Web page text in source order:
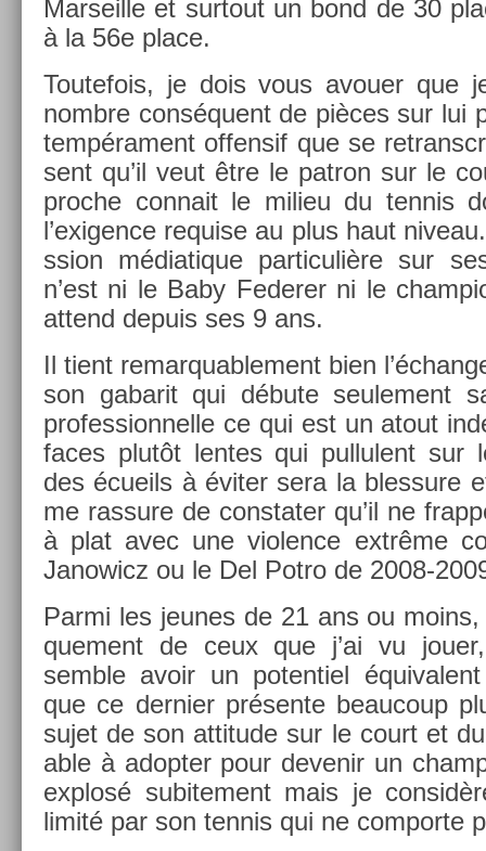
Mar­seil­le et sur­tout un bond de 30
à la 56e place.
Toutefois, je dois vous avou­er que
nombre conséquent de pièces sur lui
tempéra­ment of­fen­sif que se
sent qu’il veut être le pat­ron sur le
pro­che con­nait le milieu du ten­nis
l’exig­ence re­qu­ise au plus haut
ss­ion médiatique par­ticuliè­re sur
n’est ni le Baby Feder­er ni le
at­tend de­puis ses 9 ans.
Il tient re­mar­quab­le­ment bien
son gabarit qui débute seule­ment
pro­fes­sion­nelle ce qui est un atout
faces plutôt len­tes qui pul­lulent sur
des écueils à éviter sera la bles­sure
me ras­sure de con­stat­er qu’il ne
à plat avec une viol­ence extrême
Janowicz ou le Del Potro de 2008-
Parmi les jeunes de 21 ans ou
que­ment de ceux que j’ai vu
semble avoir un poten­tiel
que ce de­rni­er présente be­aucoup
sujet de son at­titude sur le court et
able à adopt­er pour de­venir un
ex­plosé sub­ite­ment mais je
limité par son ten­nis qui ne com­por­te